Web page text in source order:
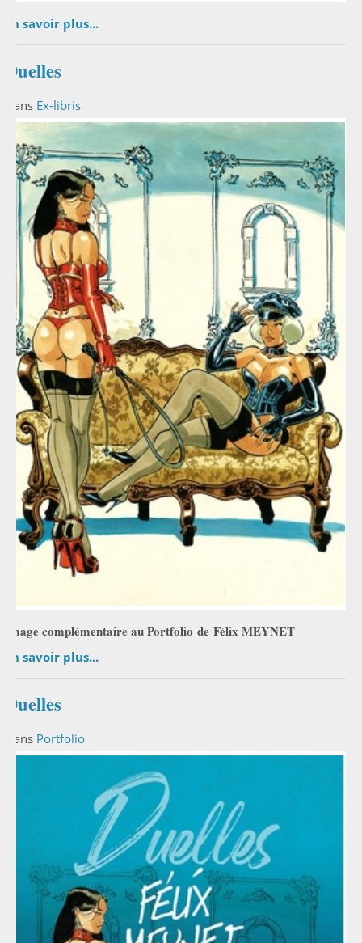
En savoir plus...
Duelles
Dans Ex-libris
Image complémentaire au Portfolio de Félix MEYNET
En savoir plus...
Duelles
Dans Portfolio